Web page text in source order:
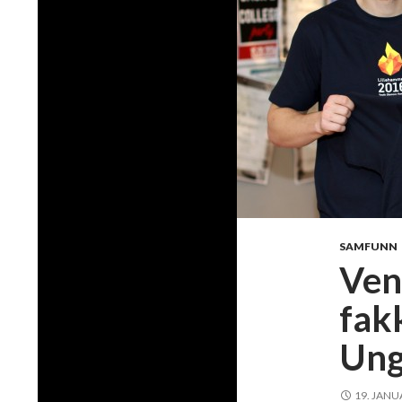
SAMFUNN
19.